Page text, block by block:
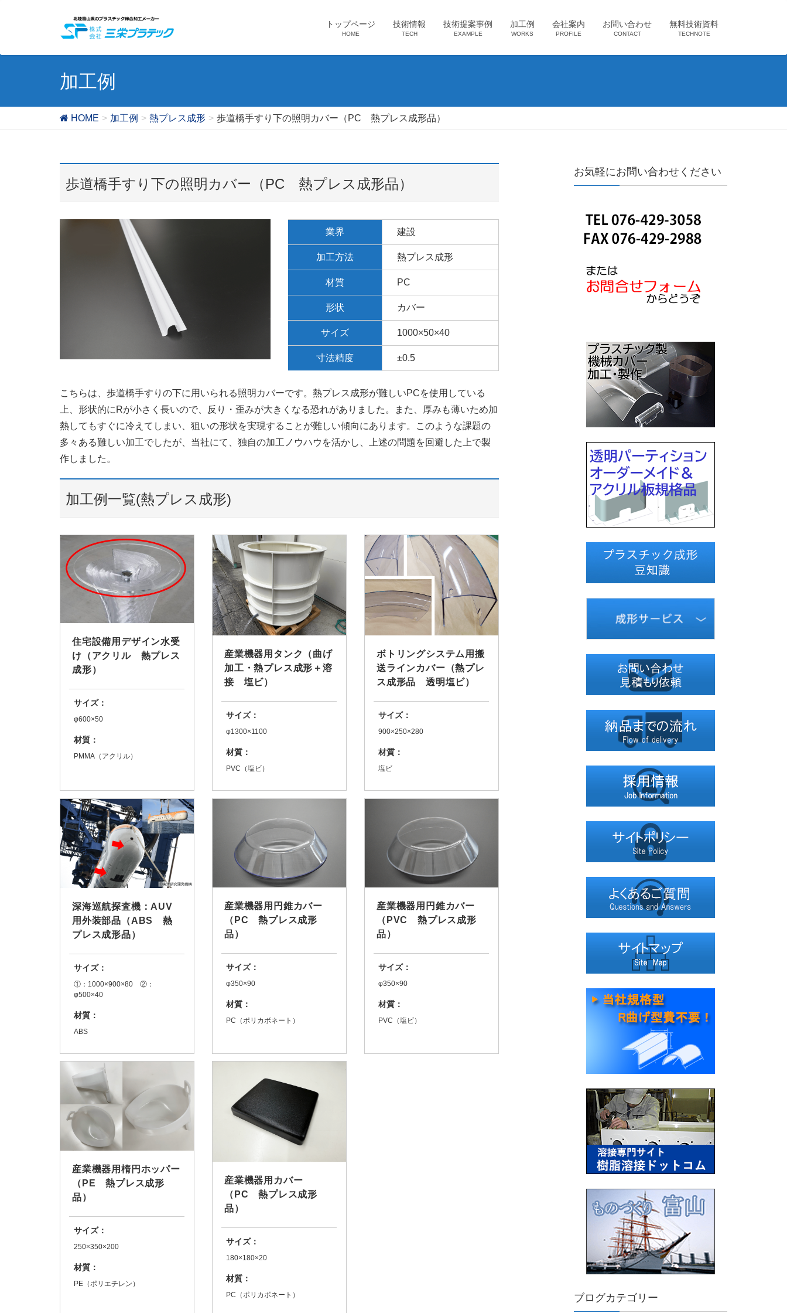
トップページ
HOME
技術情報
TECH
技術提案事例
EXAMPLE
加工例
WORKS
会社案内
PROFILE
お問い合わせ
CONTACT
無料技術資料
TECHNOTE
加工例
HOME 加工例 熱プレス成形 歩道橋手すり下の照明カバー（PC 熱プレス成形品）
歩道橋手すり下の照明カバー（PC 熱プレス成形品）
業界 建設
加工方法 熱プレス成形
材質 PC
形状 カバー
サイズ 1000×50×40
寸法精度 ±0.5
こちらは、歩道橋手すりの下に用いられる照明カバーです。熱プレス成形が難しいPCを使用している
上、形状的にRが小さく長いので、反り・歪みが大きくなる恐れがありました。また、厚みも薄いため加
熱してもすぐに冷えてしまい、狙いの形状を実現することが難しい傾向にあります。このような課題の
多々ある難しい加工でしたが、当社にて、独自の加工ノウハウを活かし、上述の問題を回避した上で製
作しました。
加工例一覧(熱プレス成形)
住宅設備用デザイン水受
け（アクリル 熱プレス
成形）
サイズ：
φ600×50
材質：
PMMA（アクリル）
産業機器用タンク（曲げ
加工・熱プレス成形＋溶
接 塩ビ）
サイズ：
φ1300×1100
材質：
PVC（塩ビ）
ボトリングシステム用搬
送ラインカバー（熱プレ
ス成形品 透明塩ビ）
サイズ：
900×250×280
材質：
塩ビ
深海巡航探査機：AUV
用外装部品（ABS 熱
プレス成形品）
サイズ：
①：1000×900×80 ②：
φ500×40
材質：
ABS
産業機器用円錐カバー
（PC 熱プレス成形
品）
サイズ：
φ350×90
材質：
PC（ポリカボネート）
産業機器用円錐カバー
（PVC 熱プレス成形
品）
サイズ：
φ350×90
材質：
PVC（塩ビ）
産業機器用楕円ホッパー
（PE 熱プレス成形
品）
サイズ：
250×350×200
材質：
PE（ポリエチレン）
産業機器用カバー
（PC 熱プレス成形
品）
サイズ：
180×180×20
材質：
PC（ポリカボネート）
お気軽にお問い合わせください
ブログカテゴリー